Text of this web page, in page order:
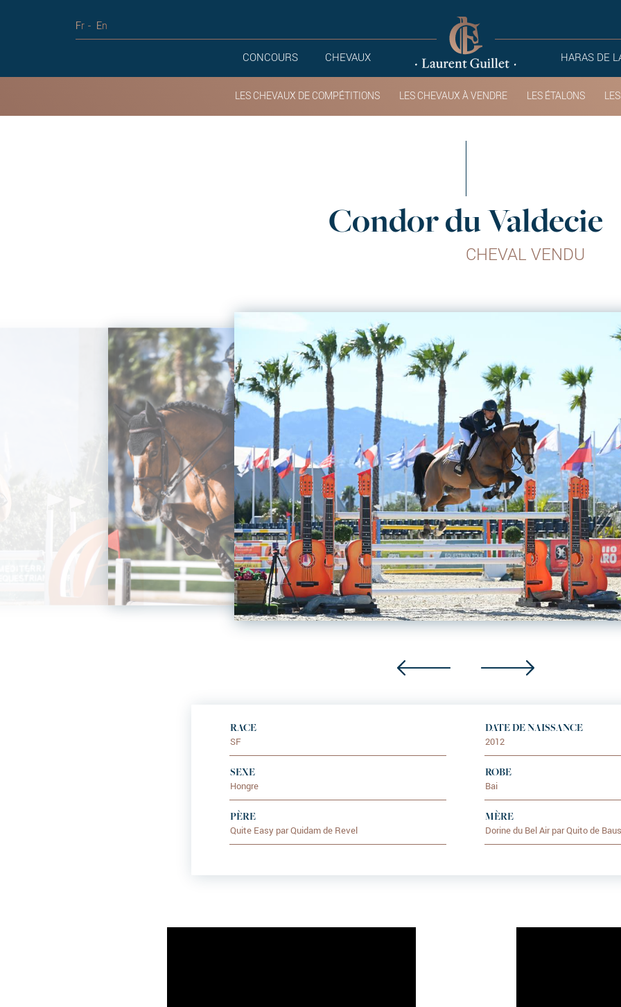
CONCOURS CHEVAUX HARAS DE
Fr En
LES CHEVAUX DE COMPÉTITIONS LES CHEVAUX À VENDRE LES ÉTALONS
Condor du Valdecie
CHEVAL VENDU
RACE
SF
DATE DE NAISSANCE
2012
SEXE
Hongre
ROBE
Bai
PÈRE
Quite Easy par Quidam de Revel
MÈRE
Dorine du Bel Air par Quito de